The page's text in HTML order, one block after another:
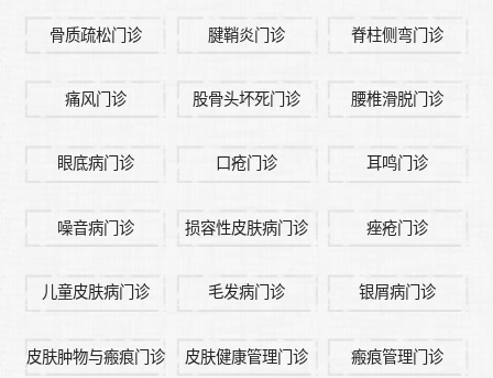
骨质疏松门诊 腱鞘炎门诊 脊柱侧弯门诊
痛风门诊 股骨头坏死门诊 腰椎滑脱门诊
眼底病门诊 口疮门诊 耳鸣门诊
噪音病门诊 损容性皮肤病门诊 痤疮门诊
儿童皮肤病门诊 毛发病门诊 银屑病门诊
皮肤肿物与瘢痕门诊 皮肤健康管理门诊 瘢痕管理门诊